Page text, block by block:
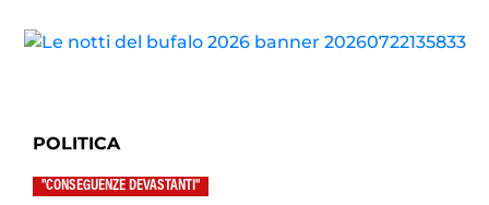
POLITICA
"CONSEGUENZE DEVASTANTI"